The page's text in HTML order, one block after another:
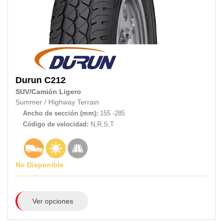
Durun C212
SUV/Camión Ligero
Summer / Highway Terrain
Ancho de sección (mm): 155 -285
Código de velocidad: N,R,S,T
No Disponible
Ver opciones